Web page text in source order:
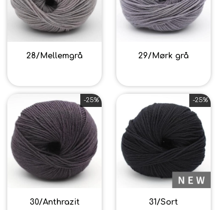
28/Mellemgrå 29/Mørk grå
-25%
30/Anthrazit
-25%
31/Sort